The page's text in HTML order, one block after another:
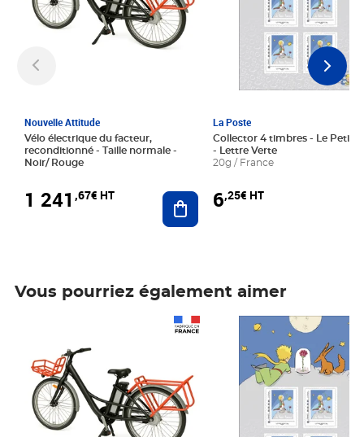
Nouvelle Attitude
Vélo électrique du facteur,
reconditionné - Taille normale -
Noir/ Rouge
1 241 ,67€ HT Ajouter au panier
La Poste
Collector 4 timbres - Le Petit
- Lettre Verte
20g / France
6,25€ HT
Vous pourriez également aimer
Prix 6,25€ HT